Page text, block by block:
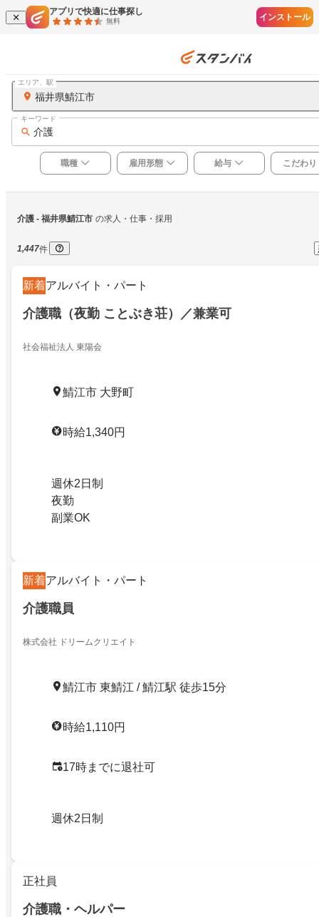
アプリで快適に仕事探し
無料 インストール
福井県鯖江市
エリア、駅
介護
キーワード
職種 雇用形態 給与 こだわり
介護 - 福井県鯖江市 の求人・仕事・採用
1,447件
新着アルバイト・パート
介護職（夜勤 ことぶき荘）／兼業可
社会福祉法人 東陽会
鯖江市 大野町
時給1,340円
週休2日制
夜勤
副業OK
新着アルバイト・パート
介護職員
株式会社 ドリームクリエイト
鯖江市 東鯖江 / 鯖江駅 徒歩15分
時給1,110円
17時までに退社可
週休2日制
正社員
介護職・ヘルパー